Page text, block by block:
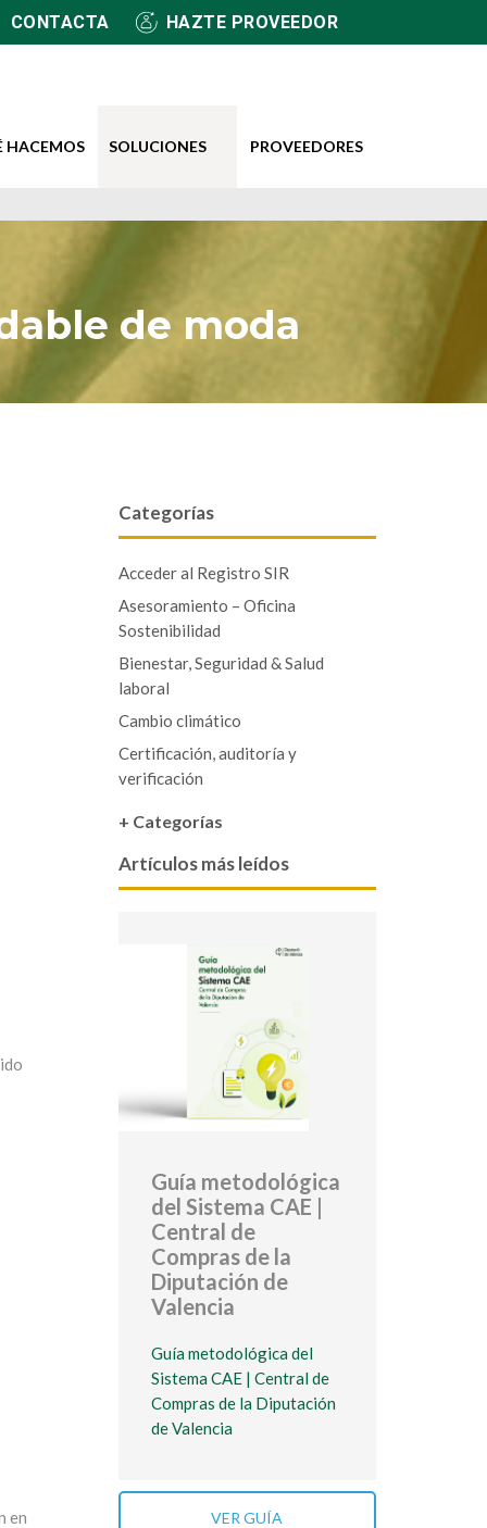
CONTACTA HAZTE PROVEEDOR
HACEMOS SOLUCIONES PROVEEDORES
de moda
en
Categorías
Acceder al Registro SIR
Asesoramiento – Oficina
Sostenibilidad
Bienestar, Seguridad & Salud
laboral
Cambio climático
Certificación, auditoría y
verificación
+ Categorías
Artículos más leídos
Guía metodológica
del Sistema CAE |
Central de
Compras de la
Diputación de
Valencia
Guía metodológica del
Sistema CAE | Central de
Compras de la Diputación
de Valencia
VER GUÍA